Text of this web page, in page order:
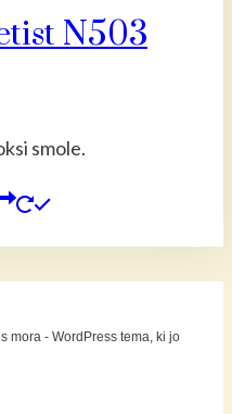
N503
smole.
mora - WordPress tema, ki jo